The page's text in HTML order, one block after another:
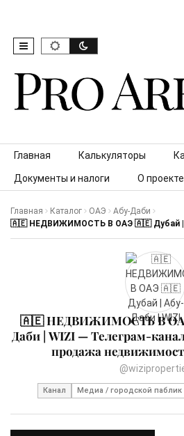
Skip to content
Главная Калькуляторы
Документы и налоги О проекте
Главная Каталог ОАЭ
Абу-Даби
🇦🇪 НЕДВИЖИМОСТЬ В ОАЭ 🇦🇪 Дубай |
🇦🇪 НЕДВИЖИМОСТЬ В
Даби | WIZI — Телеграм-
продажа
Канал Медиа / городской паблик